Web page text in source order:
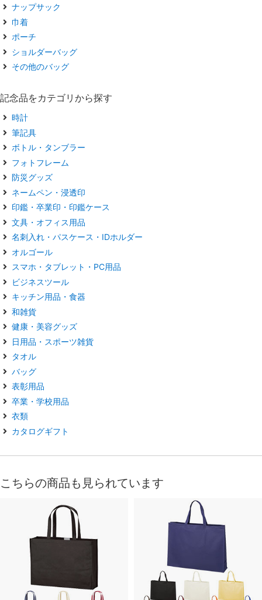
ナップサック
巾着
ポーチ
ショルダーバッグ
その他のバッグ
記念品をカテゴリから探す
時計
筆記具
ボトル・タンブラー
フォトフレーム
防災グッズ
ネームペン・浸透印
印鑑・卒業印・印鑑ケース
文具・オフィス用品
名刺入れ・パスケース・IDホルダー
オルゴール
スマホ・タブレット・PC用品
ビジネスツール
キッチン用品・食器
和雑貨
健康・美容グッズ
日用品・スポーツ雑貨
タオル
バッグ
表彰用品
卒業・学校用品
衣類
カタログギフト
こちらの商品も見られています